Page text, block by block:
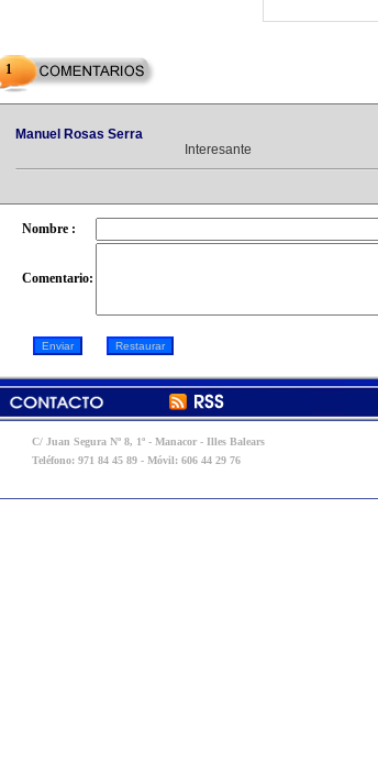
1
Manuel Rosas Serra
Interesante
Nombre :
Comentario:
C/ Juan Segura Nº 8, 1º - Manacor - Illes Balears
Teléfono: 971 84 45 89 - Móvil: 606 44 29 76